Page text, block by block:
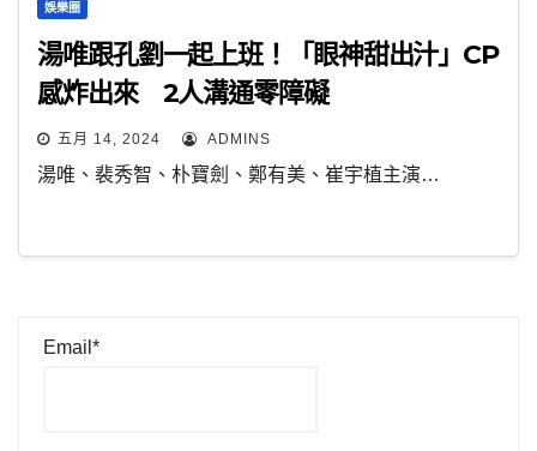
娛樂圈
湯唯跟孔劉一起上班！「眼神甜出汁」CP
感炸出來 2人溝通零障礙
五月 14, 2024 ADMINS
湯唯、裴秀智、朴寶劍、鄭有美、崔宇植主演…
Email*